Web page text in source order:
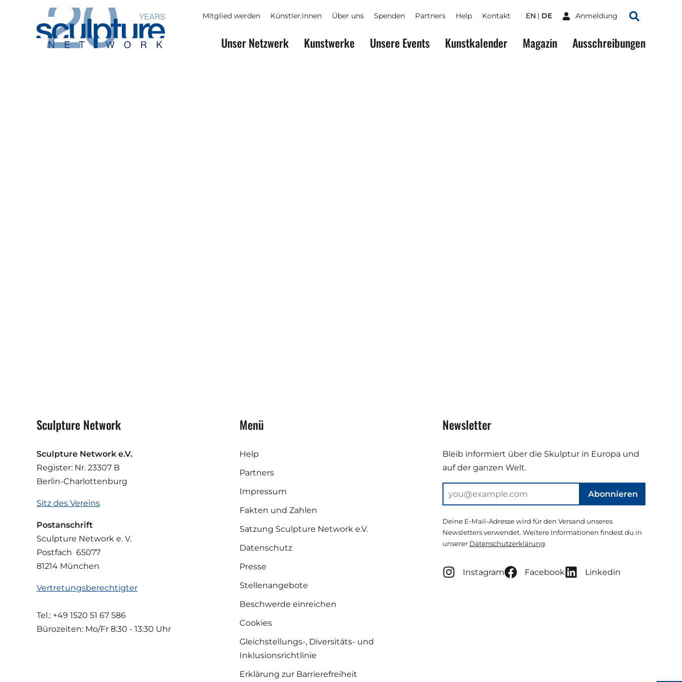
Skip to main content
Mitglied werden Künstler:innen Über uns Spenden Partners Help Kontakt EN DE Anmeldung
Suchen
Unser Netzwerk Kunstwerke Unsere Events Kunstkalender Magazin Ausschreibungen
Sculpture Network
Sculpture Network e.V.
Register: Nr. 23307 B
Berlin-Charlottenburg
Sitz des Vereins
Postanschrift
Sculpture Network e. V.
Postfach 65077
81214 München
Vertretungsberechtigter
Tel.: +49 1520 51 67 586
Bürozeiten: Mo/Fr 8:30 - 13:30 Uhr
Menü
Help
Partners
Impressum
Fakten und Zahlen
Satzung Sculpture Network e.V.
Datenschutz
Presse
Stellenangebote
Beschwerde einreichen
Cookies
Gleichstellungs-, Diversitäts- und
Inklusionsrichtlinie
Erklärung zur Barrierefreiheit
Newsletter
Bleib informiert über die Skulptur in Europa und
auf der ganzen Welt.
Abonnieren
Deine E-Mail-Adresse wird für den Versand unseres
Newsletters verwendet. Weitere Informationen findest du in
unserer Datenschutzerklärung.
Instagram Facebook Linkedin